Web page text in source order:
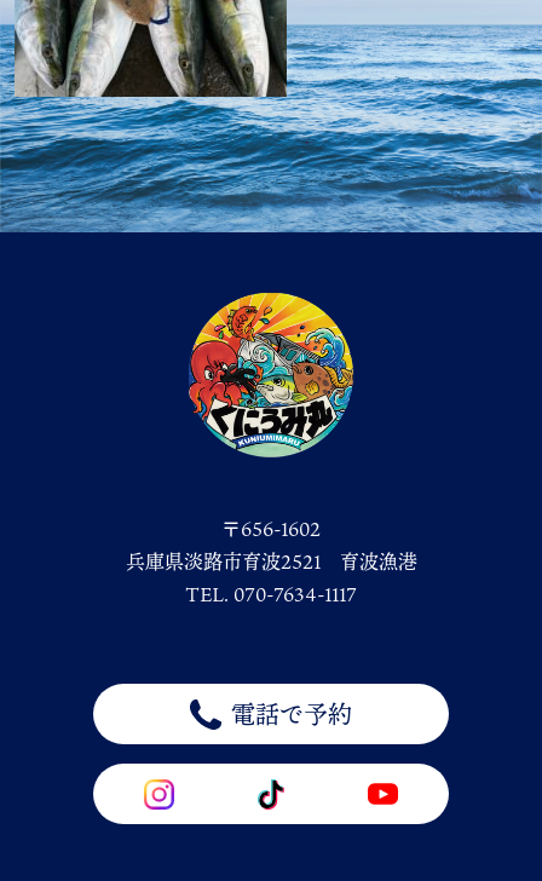
〒656-1602
兵庫県淡路市育波2521 育波漁港
TEL. 070-7634-1117
電話で予約